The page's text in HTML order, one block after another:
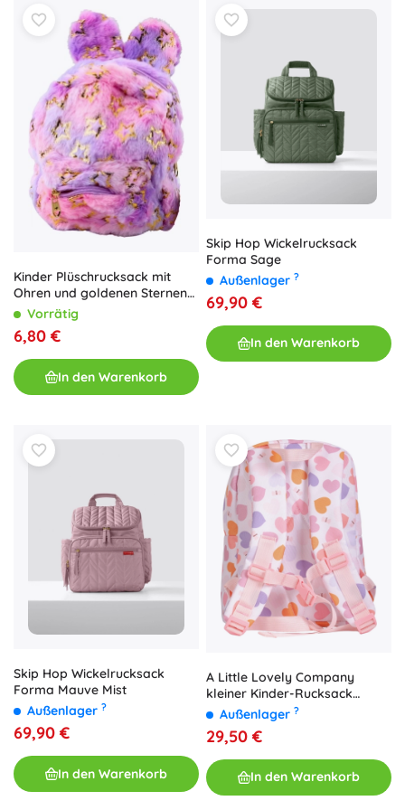
Kinder Plüschrucksack mit
Ohren und goldenen Sternen
in Lila-Rosa
Vorrätig
6,80 €
In den Warenkorb
Skip Hop Wickelrucksack
Forma Sage
Außenlager ?
69,90 €
In den Warenkorb
Skip Hop Wickelrucksack
Forma Mauve Mist
Außenlager ?
69,90 €
In den Warenkorb
A Little Lovely Company
kleiner Kinder-Rucksack
Herzen
Außenlager ?
29,50 €
In den Warenkorb